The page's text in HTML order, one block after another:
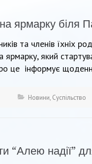
на ярмарку біля
та членів їхніх
ярмарку, який
це інформує
Новини, Суспільство
“Алею надії”